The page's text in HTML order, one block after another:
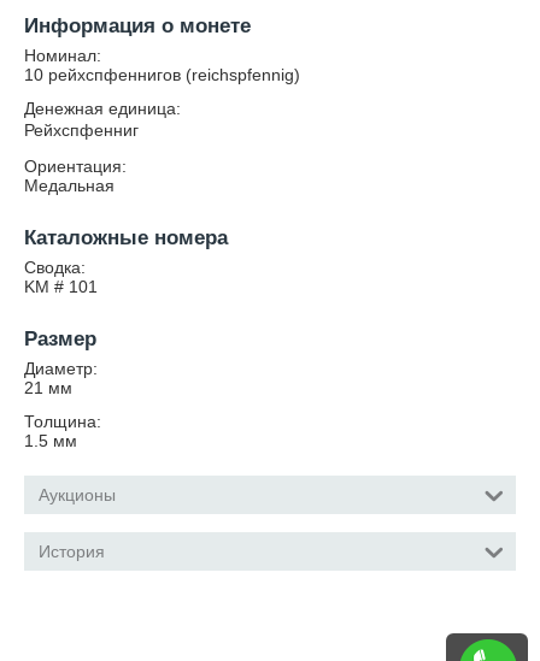
Информация о монете
Номинал:
10 рейхспфеннигов (reichspfennig)
Денежная единица:
Рейхспфенниг
Ориентация:
Медальная
Каталожные номера
Сводка:
KM # 101
Размер
Диаметр:
21 мм
Толщина:
1.5 мм
Аукционы
История